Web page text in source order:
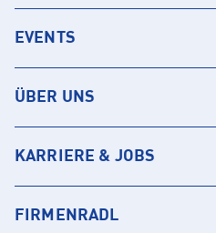
EVENTS
ÜBER UNS
KARRIERE & JOBS
FIRMENRADL